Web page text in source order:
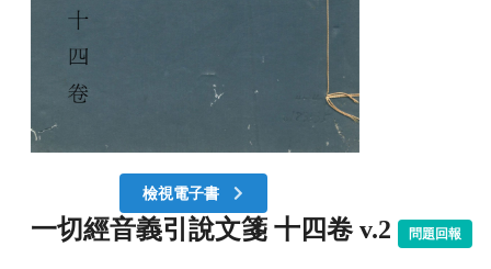
檢視電子書
一切經音義引說文箋 十四卷 v.2 問題回報